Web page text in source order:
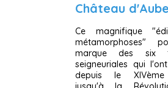
Château
Ce magnifique
métamorphoses"
marque des six
seigneuriales qui
depuis le